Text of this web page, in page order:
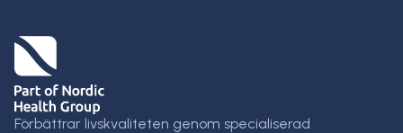
Förbättrar livskvaliteten genom specialiserad